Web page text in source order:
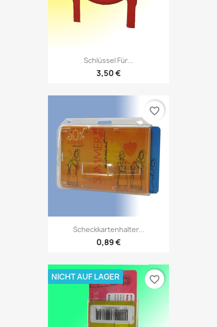
Schlüssel Für...
3,50 €
Scheckkartenhalter...
0,89 €
favorite_border
NICHT AUF LAGER favorite_border